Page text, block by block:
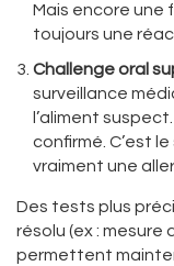
Mais encore une
toujours une
Challenge oral
surveillance
l’aliment
confirmé. C’est
vraiment une
Des tests plus
résolu (ex : mesure
permettent